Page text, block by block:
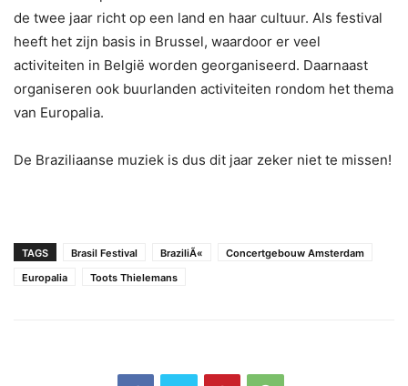
de twee jaar richt op een land en haar cultuur. Als festival
heeft het zijn basis in Brussel, waardoor er veel
activiteiten in België worden georganiseerd. Daarnaast
organiseren ook buurlanden activiteiten rondom het thema
van Europalia.
De Braziliaanse muziek is dus dit jaar zeker niet te missen!
TAGS Brasil Festival BraziliÃ«
Concertgebouw Amsterdam
Europalia
Toots Thielemans